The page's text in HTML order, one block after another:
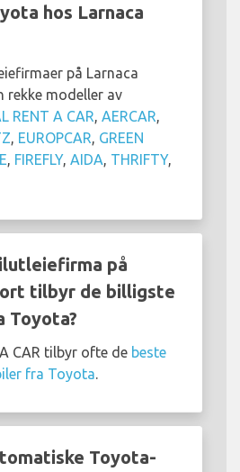
hos Larnaca
på Larnaca
rekke modeller av
RENT A CAR AERCAR
EUROPCAR GREEN
FIREFLY, AIDA THRIFTY,
på
tilbyr de billigste
Toyota?
CAR tilbyr ofte de beste
fra Toyota
Toyota-